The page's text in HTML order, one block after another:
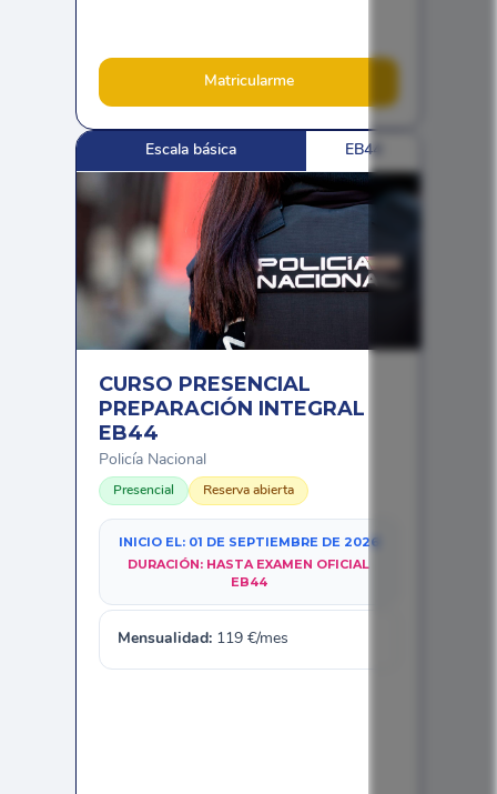
Matricularme
Escala básica EB44
CURSO PRESENCIAL
PREPARACIÓN INTEGRAL
EB44
Policía Nacional
Presencial Reserva abierta
INICIO EL: 01 DE SEPTIEMBRE DE 2026
DURACIÓN: HASTA EXAMEN OFICIAL
EB44
Mensualidad: 119 €/mes